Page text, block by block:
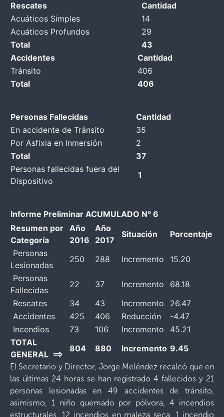
Rescates
Cantidad
Acuáticos Simples
14
Acuáticos Profundos
29
Total
43
Accidentes
Cantidad
Tránsito
406
Total
406
Personas Fallecidas
Cantidad
En accidente de Tránsito
35
Por Asfixia en Inmersión
2
Total
37
Personas fallecidas fuera del
Dispositivo
1
Informe Preliminar ACUMULADO N° 6
Resumen por
Categoría
Año
2016
Año
2017
Situación
Porcentaje
Personas
Lesionadas
250 288 Incremento
15.20
Personas
Fallecidas
22 37 Incremento
68.18
Rescates
34 43 Incremento
26.47
Accidentes
425 406 Reducción
-4.47
Incendios
73 106 Incremento
45.21
TOTAL
GENERAL ==>
804 880 Incremento 9.45
El Secretario y Director, Jorge Meléndez recalcó que en
las últimas 24 horas se han registrado 4 fallecidos y 21
personas lesionadas en 49 accidentes de tránsito,
asimismo, 1 niño quemado por pólvora, 4 incendios
estructurales, 12 incendios en maleza seca, 1 incendio